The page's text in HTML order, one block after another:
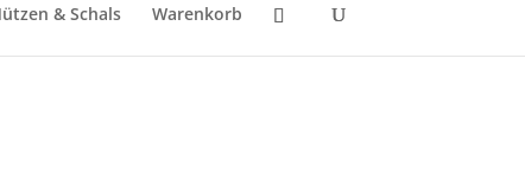
& Schals Warenkorb